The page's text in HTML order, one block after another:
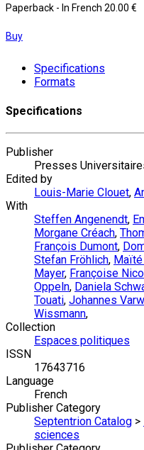
Paperback - In French 20.00 €
Buy
Specifications
Formats
Specifications
Publisher
Presses
Edited by
Louis-Marie Clouet,
With
Steffen Angenendt,
Morgane Créach,
François Dumont,
Stefan Fröhlich,
Mayer, Françoise
Oppeln, Daniela
Touati, Johannes
Wissmann,
Collection
Espaces politiques
ISSN
17643716
Language
French
Publisher Category
Septentrion Catalog >
sciences